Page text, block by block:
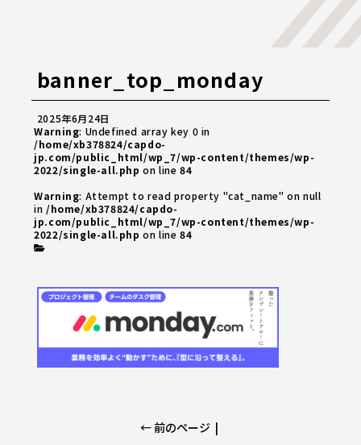
banner_top_monday
2025年6月24日
Warning: Undefined array key 0 in
/home/xb378824/capdo-
jp.com/public_html/wp_7/wp-content/themes/wp-
2022/single-all.php on line84
Warning: Attempt to read property "cat_name" on null
in/home/xb378824/capdo-
jp.com/public_html/wp_7/wp-content/themes/wp-
2022/single-all.php on line84
← 前のページ |